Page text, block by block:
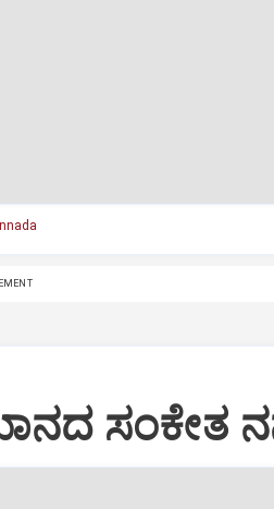
ಸಂಕೇತ